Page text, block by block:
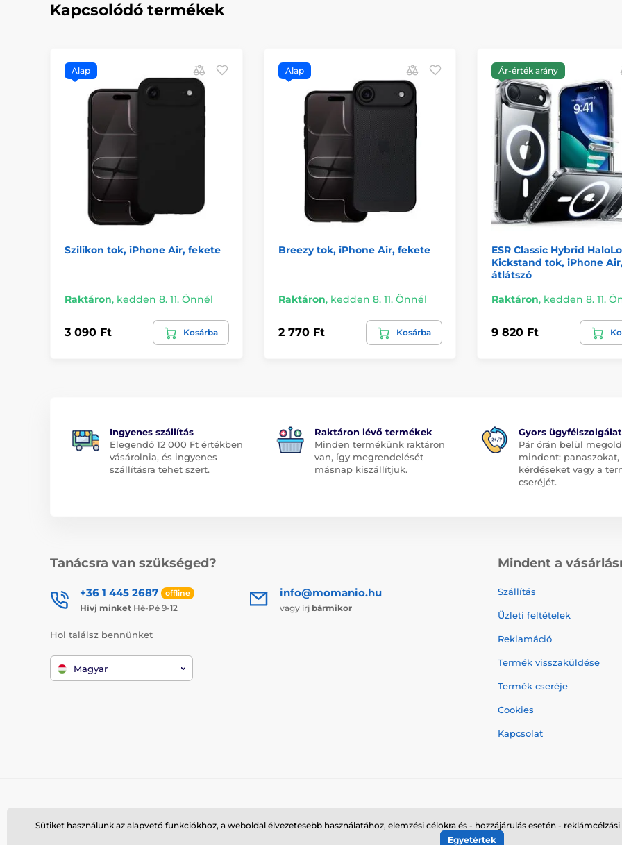
Kapcsolódó termékek
Alap
Szilikon tok, iPhone Air, fekete
Raktáron, kedden 8. 11. Önnél
3 090 Ft Kosárba
Alap
Breezy tok, iPhone Air, fekete
Raktáron, kedden 8. 11. Önnél
2 770 Ft Kosárba
Ár-érték arány
ESR Classic Hybrid
Kickstand tok, iPhone
átlátszó
Raktáron, kedden 8. 11.
9 820 Ft
Ingyenes szállítás
Elegendő 12 000 Ft értékben
vásárolnia, és ingyenes
szállításra tehet szert.
Raktáron lévő termékek
Minden termékünk raktáron
van, így megrendelését
másnap kiszállítjuk.
Gyors ügyfélszolgálat
Pár órán belül
mindent: panaszokat,
kérdéseket vagy a
cseréjét.
Tanácsra van szükséged?
+36 1 445 2687 offline
Hívj minket Hé-Pé 9-12
info@momanio.hu
vagy írj bármikor
Hol találsz bennünket
Magyar
Mindent a
Szállítás
Üzleti feltételek
Reklamáció
Termék visszaküldése
Termék cseréje
Cookies
Kapcsolat
Sütiket használunk az alapvető funkciókhoz, a weboldal élvezetesebb használatához, elemzési célokra és - hozzájárulás esetén -
Egyetértek